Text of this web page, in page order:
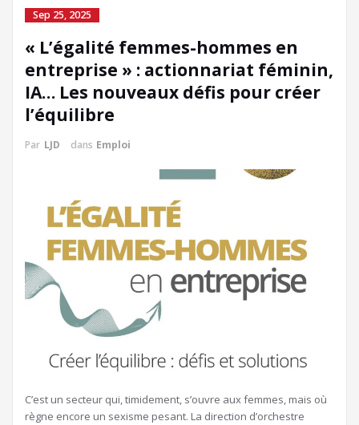
Sep 25, 2025
« L’égalité femmes-hommes en
entreprise » : actionnariat féminin,
IA… Les nouveaux défis pour créer
l’équilibre
Par LJD dans Emploi
C’est un secteur qui, timidement, s’ouvre aux femmes, mais où
règne encore un sexisme pesant. La direction d’orchestre